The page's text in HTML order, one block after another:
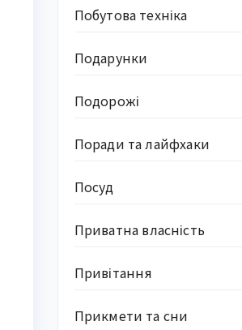
Побутова техніка
Подарунки
Подорожі
Поради та лайфхаки
Посуд
Приватна власність
Привітання
Прикмети та сни